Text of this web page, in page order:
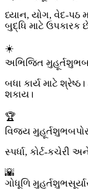
ધ્યાન, યોગ, વેદ-પઠ
બુદ્ધિ માટે ઉપકારક
☀️
અભિજિત મુહૂર્તશુભ
બધા કાર્ય માટે
શકાય।
🏆
વિજય મુહૂર્તશુભ
સ્પર્ધા, કોર્ટ-કચેરી
🌇
ગોધૂળિ મુહૂર્તશુભ